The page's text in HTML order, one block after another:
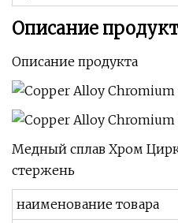
Описание
Описание продукта
Медный сплав Хром
стержень
наименование товара